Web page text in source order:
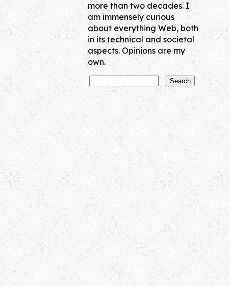
more than two decades. I
am immensely curious
about everything Web, both
in its technical and societal
aspects. Opinions are my
own.